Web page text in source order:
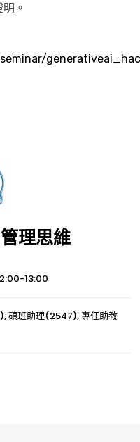
。
理思維
13:00
碩班助理(2547), 專任助教